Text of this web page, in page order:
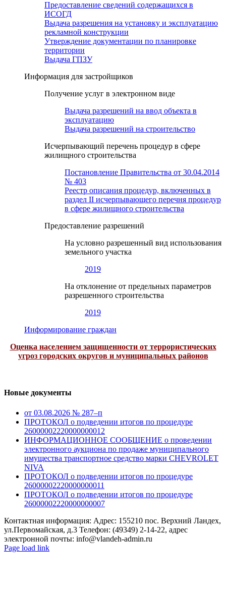
Предоставление сведений содержащихся в
ИСОГД
Выдача разрешения на установку и эксплуатацию
рекламной конструкции
Утверждение документации по планировке
территории
Выдача ГПЗУ
Информация для застройщиков
Получение услуг в электронном виде
Выдача разрешений на ввод объекта в
эксплуатацию
Выдача разрешений на строительство
Исчерпывающий перечень процедур в сфере
жилищного строительства
Постановление Правительства от 30.04.2014
№ 403
Реестр описания процедур, включенных в
раздел II исчерпывающего перечня процедур
в сфере жилищного строительства
Предоставление разрешений
На условно разрешенный вид использования
земельного участка
2019
На отклонение от предельных параметров
разрешенного строительства
2019
Информирование граждан
Оценка населением защищенности от террористических
угроз городских округов и муниципальных районов
Новые документы
от 03.08.2026 № 287–п
ПРОТОКОЛ о подведении итогов по процедуре
26000002220000000012
ИНФОРМАЦИОННОЕ СООБЩЕНИЕ о проведении
электронного аукциона по продаже муниципального
имущества транспортное средство марки CHEVROLET
NIVA
ПРОТОКОЛ о подведении итогов по процедуре
26000002220000000011
ПРОТОКОЛ о подведении итогов по процедуре
26000002220000000007
Контактная информация: Адрес: 155210 пос. Верхний Ландех,
ул.Первомайская, д.3 Телефон: (49349) 2-14-22, адрес
электронной почты: info@vlandeh-admin.ru
Page load link